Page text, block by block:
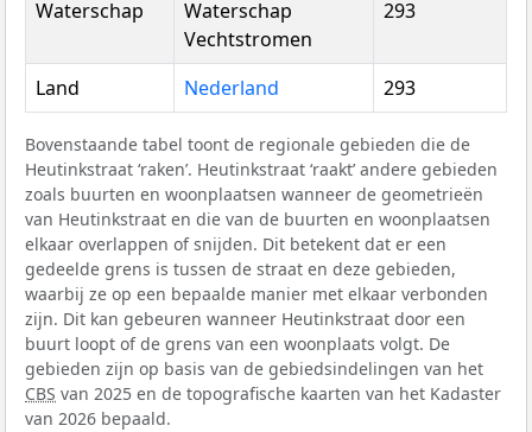
Waterschap
Waterschap
Vechtstromen
293
Land Nederland 293
Bovenstaande tabel toont de regionale gebieden die de
Heutinkstraat ‘raken’. Heutinkstraat ‘raakt’ andere gebieden
zoals buurten en woonplaatsen wanneer de geometrieën
van Heutinkstraat en die van de buurten en woonplaatsen
elkaar overlappen of snijden. Dit betekent dat er een
gedeelde grens is tussen de straat en deze gebieden,
waarbij ze op een bepaalde manier met elkaar verbonden
zijn. Dit kan gebeuren wanneer Heutinkstraat door een
buurt loopt of de grens van een woonplaats volgt. De
gebieden zijn op basis van de gebiedsindelingen van het
CBS van 2025 en de topografische kaarten van het Kadaster
van 2026 bepaald.